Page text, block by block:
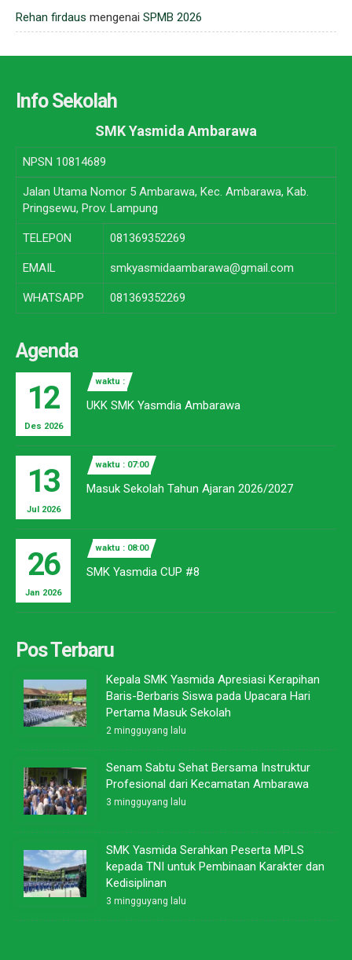
Rehan firdaus mengenai SPMB 2026
Info Sekolah
SMK Yasmida Ambarawa
NPSN 10814689
Jalan Utama Nomor 5 Ambarawa, Kec. Ambarawa, Kab.
Pringsewu, Prov. Lampung
TELEPON 081369352269
EMAIL smkyasmidaambarawa@gmail.com
WHATSAPP 081369352269
Agenda
12
Des 2026
waktu :
UKK SMK Yasmdia Ambarawa
13
Jul 2026
waktu : 07:00
Masuk Sekolah Tahun Ajaran 2026/2027
26
Jan 2026
waktu : 08:00
SMK Yasmdia CUP #8
Pos Terbaru
Kepala SMK Yasmida Apresiasi Kerapihan
Baris-Berbaris Siswa pada Upacara Hari
Pertama Masuk Sekolah
2 mingguyang lalu
Senam Sabtu Sehat Bersama Instruktur
Profesional dari Kecamatan Ambarawa
3 mingguyang lalu
SMK Yasmida Serahkan Peserta MPLS
kepada TNI untuk Pembinaan Karakter dan
Kedisiplinan
3 mingguyang lalu